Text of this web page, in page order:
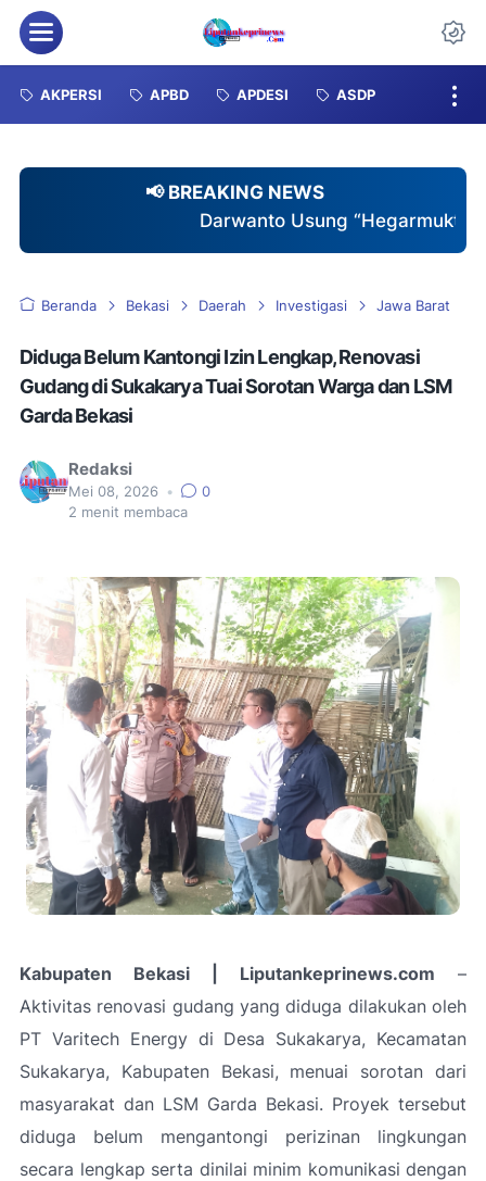
Menu
AKPERSI APBD APDESI ASDP
📢 BREAKING NEWS
Darwanto Usung “Hegarmukti Istimewa”,
Beranda Bekasi Daerah Investigasi Jawa Barat
Diduga Belum Kantongi Izin Lengkap, Renovasi
Gudang di Sukakarya Tuai Sorotan Warga dan LSM
Garda Bekasi
Redaksi
Mei 08, 2026 •
0
2 menit membaca
Kabupaten Bekasi | Liputankeprinews.com –
Aktivitas renovasi gudang yang diduga dilakukan oleh
PT Varitech Energy di Desa Sukakarya, Kecamatan
Sukakarya, Kabupaten Bekasi, menuai sorotan dari
masyarakat dan LSM Garda Bekasi. Proyek tersebut
diduga belum mengantongi perizinan lingkungan
secara lengkap serta dinilai minim komunikasi dengan